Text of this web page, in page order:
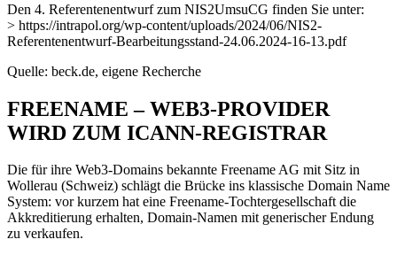
Den 4. Referentenentwurf zum NIS2UmsuCG finden Sie unter:
> https://intrapol.org/wp-content/uploads/2024/06/NIS2-
Referentenentwurf-Bearbeitungsstand-24.06.2024-16-13.pdf
Quelle: beck.de, eigene Recherche
FREENAME – WEB3-PROVIDER
WIRD ZUM ICANN-REGISTRAR
Die für ihre Web3-Domains bekannte Freename AG mit Sitz in
Wollerau (Schweiz) schlägt die Brücke ins klassische Domain Name
System: vor kurzem hat eine Freename-Tochtergesellschaft die
Akkreditierung erhalten, Domain-Namen mit generischer Endung
zu verkaufen.